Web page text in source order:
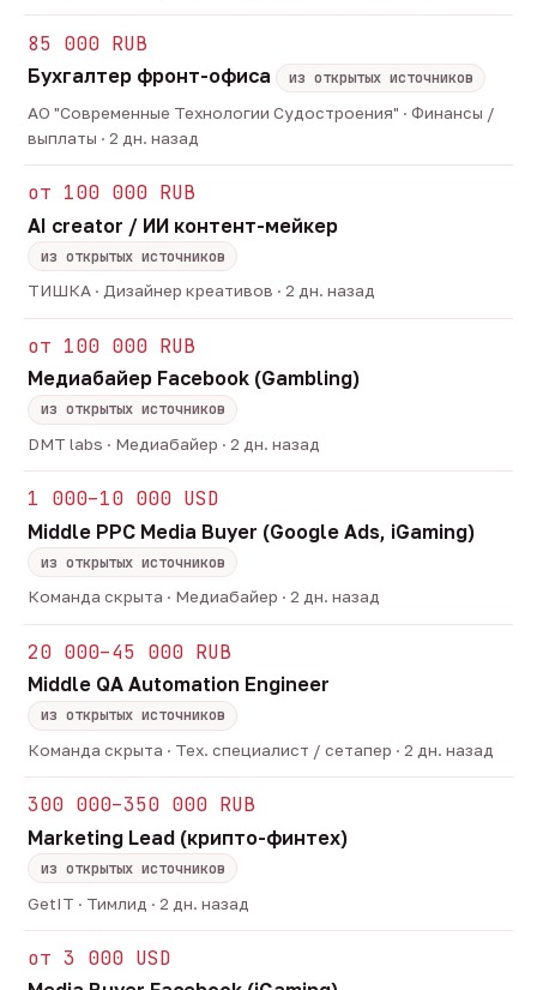
85 000 RUB
Бухгалтер фронт-офиса
из открытых источников
АО "Современные Технологии Судостроения" · Финансы /
выплаты · 2 дн. назад
от 100 000 RUB
AI creator / ИИ контент-мейкер
из открытых источников
ТИШКА · Дизайнер креативов · 2 дн. назад
от 100 000 RUB
Медиабайер Facebook (Gambling)
из открытых источников
DMT labs · Медиабайер · 2 дн. назад
1 000–10 000 USD
Middle PPC Media Buyer (Google Ads, iGaming)
из открытых источников
Команда скрыта · Медиабайер · 2 дн. назад
20 000–45 000 RUB
Middle QA Automation Engineer
из открытых источников
Команда скрыта · Тех. специалист / сетапер · 2 дн. назад
300 000–350 000 RUB
Marketing Lead (крипто-финтех)
из открытых источников
GetIT · Тимлид · 2 дн. назад
от 3 000 USD